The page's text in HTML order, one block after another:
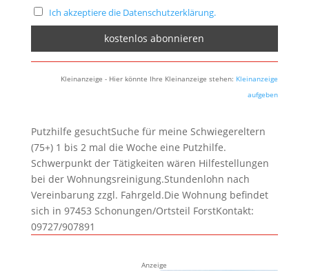
Ich akzeptiere die Datenschutzerklärung.
Kleinanzeige - Hier könnte Ihre Kleinanzeige stehen: Kleinanzeige
aufgeben
Putzhilfe gesuchtSuche für meine Schwiegereltern
(75+) 1 bis 2 mal die Woche eine Putzhilfe.
Schwerpunkt der Tätigkeiten wären Hilfestellungen
bei der Wohnungsreinigung.Stundenlohn nach
Vereinbarung zzgl. Fahrgeld.Die Wohnung befindet
sich in 97453 Schonungen/Ortsteil ForstKontakt:
09727/907891
Anzeige